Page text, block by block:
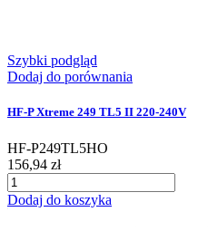
Szybki podgląd
Dodaj do porównania
HF-P Xtreme 249 TL5 II 220-240V
HF-P249TL5HO
156,94 zł
Dodaj do koszyka